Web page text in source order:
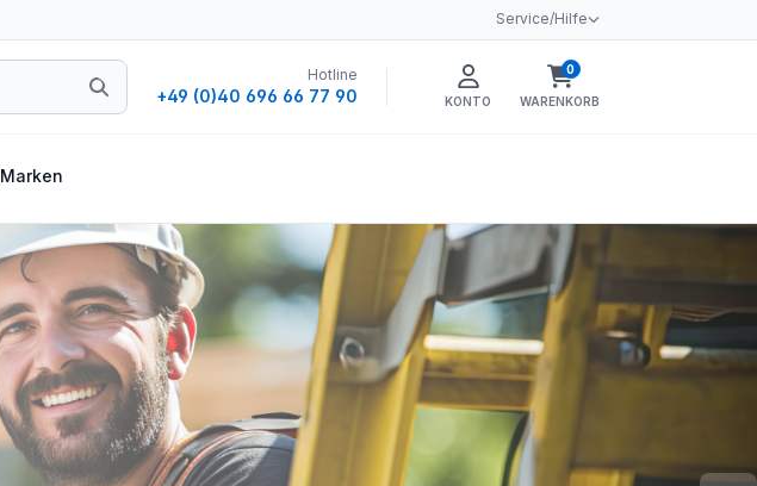
Service/Hilfe
Hotline
+49 (0)40 696 66 77 90 KONTO
0
WARENKORB
Warenkorb enthält
Marken